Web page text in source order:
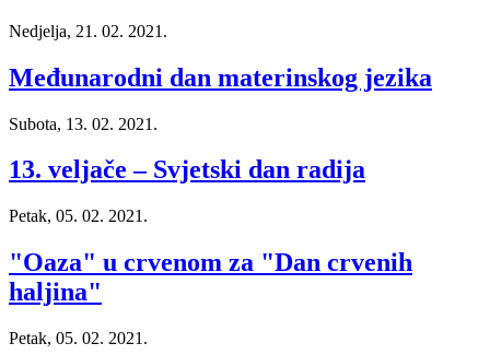
Nedjelja, 21. 02. 2021.
Međunarodni dan materinskog jezika
Subota, 13. 02. 2021.
13. veljače – Svjetski dan radija
Petak, 05. 02. 2021.
"Oaza" u crvenom za "Dan crvenih
haljina"
Petak, 05. 02. 2021.